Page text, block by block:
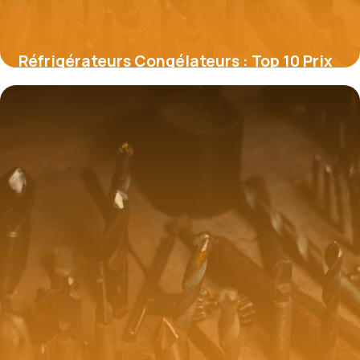
Réfrigérateurs Congélateurs : Top 10 Prix
8 juillet 2026